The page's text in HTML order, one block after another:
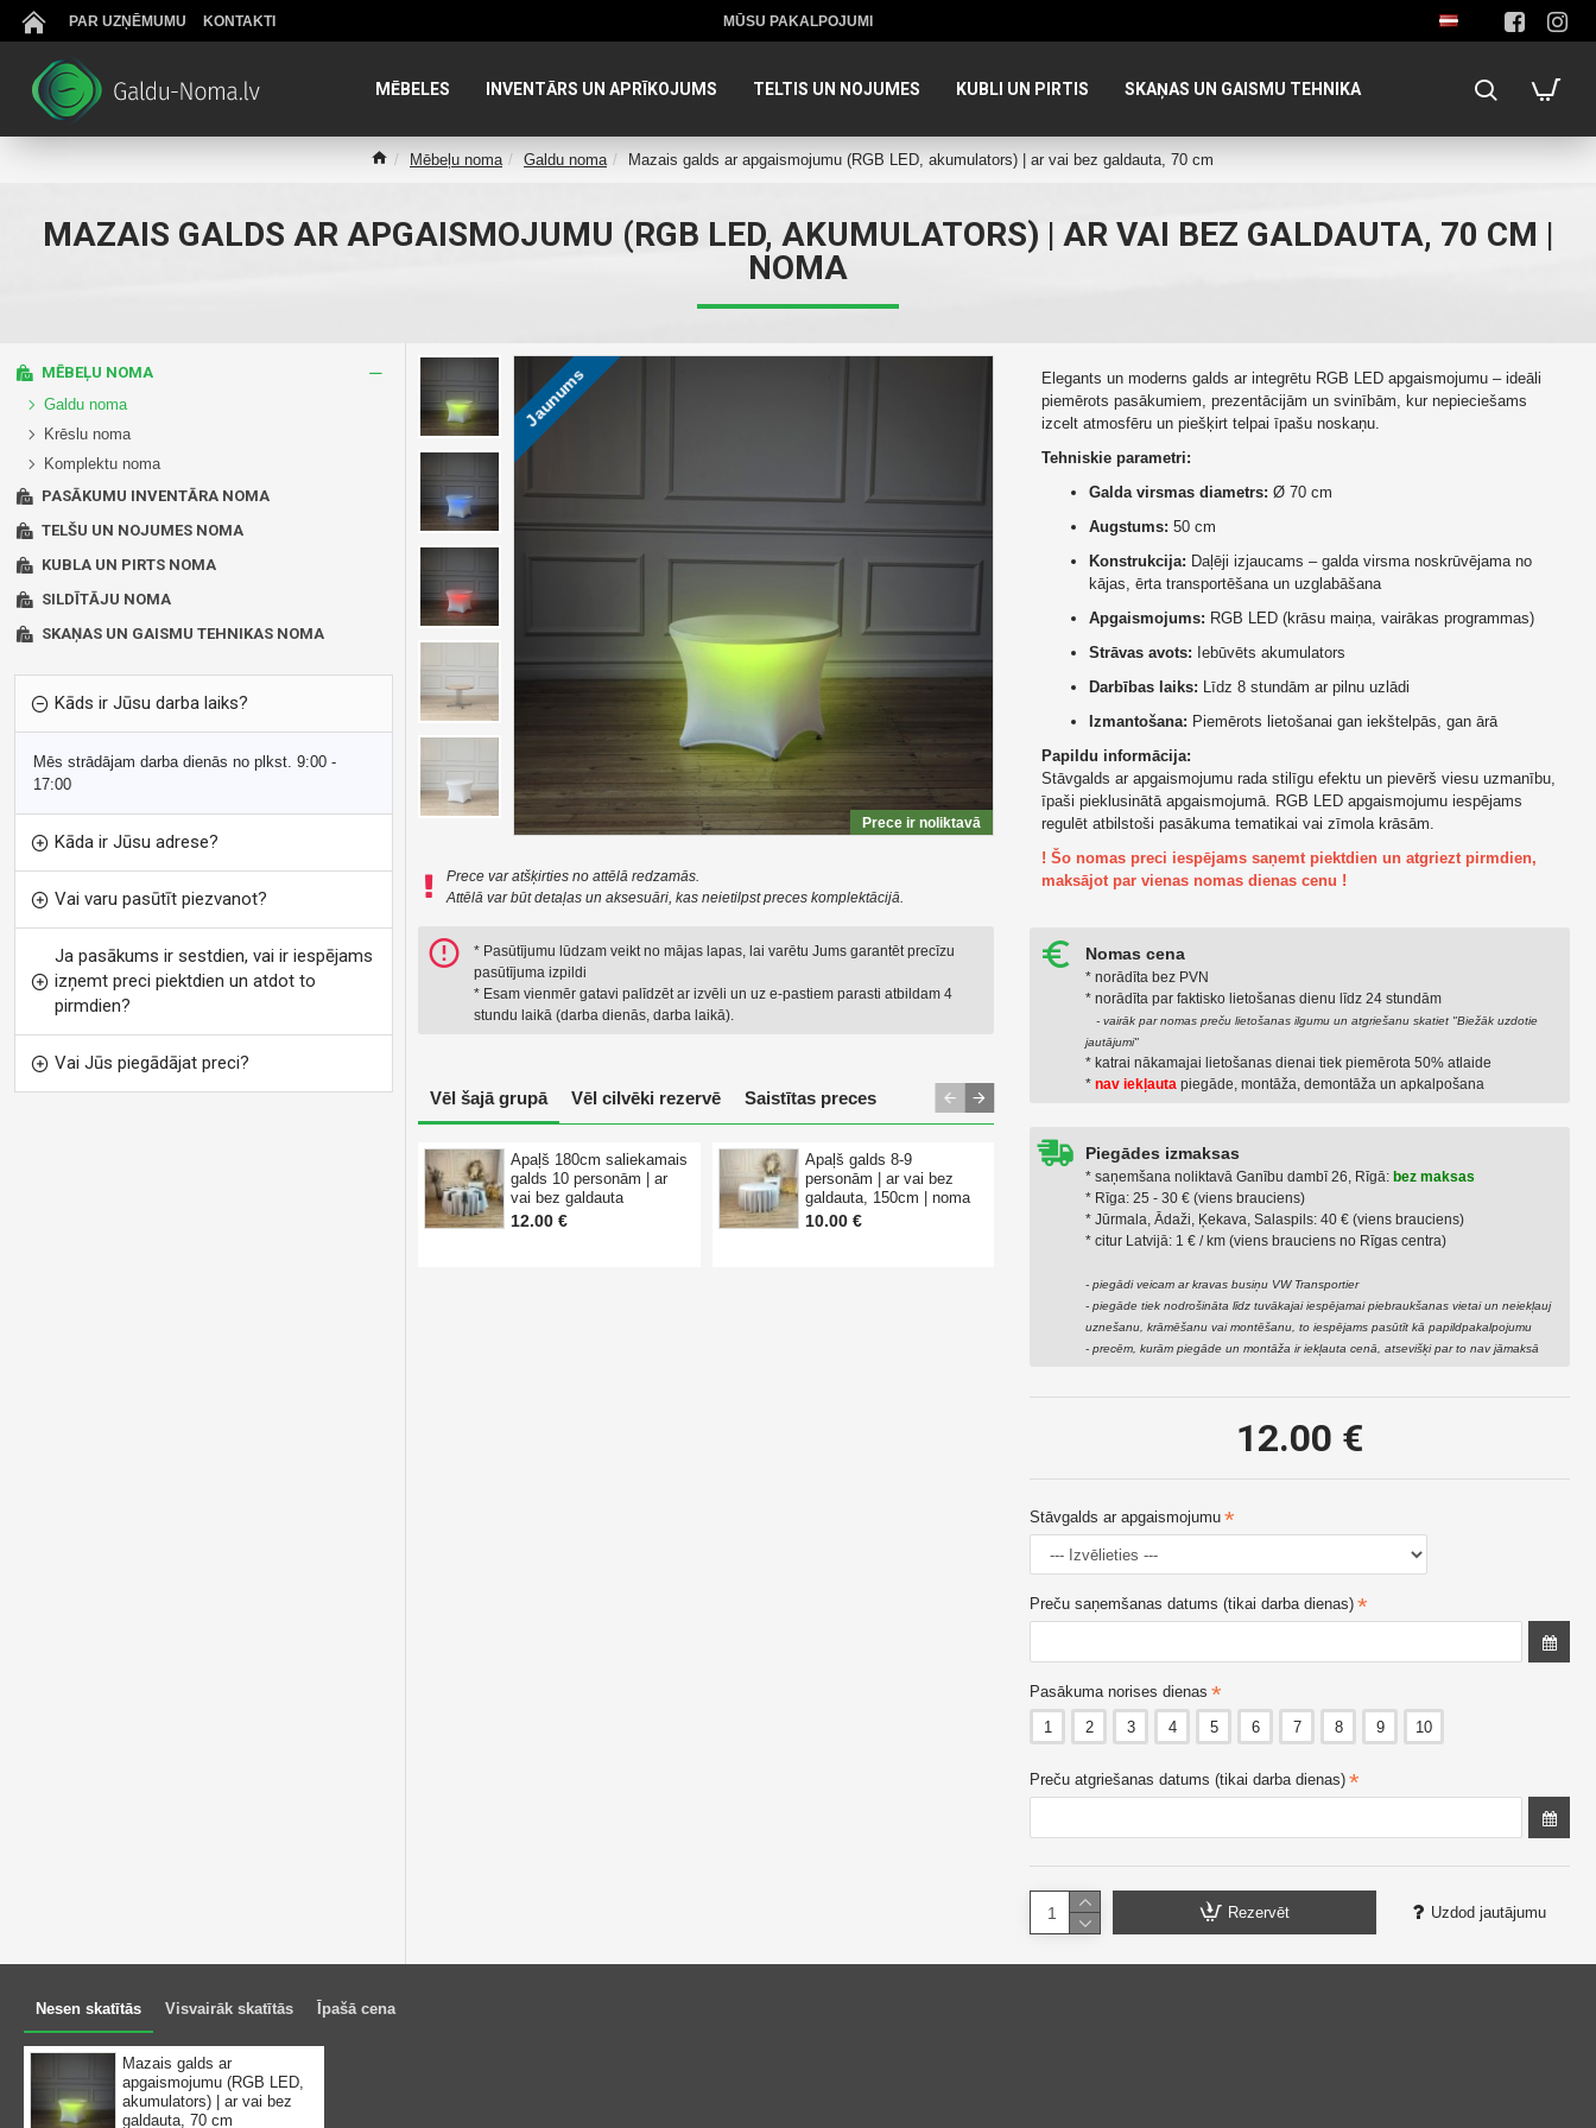
PAR UZŅĒMUMU KONTAKTI MŪSU PAKALPOJUMI
MĒBELES INVENTĀRS UN APRĪKOJUMS TELTIS UN NOJUMES KUBLI UN PIRTIS SKAŅAS UN GAISMU TEHNIKA
Mēbeļu noma Galdu noma Mazais galds ar apgaismojumu (RGB LED, akumulators) | ar vai bez galdauta, 70 cm
MAZAIS GALDS AR APGAISMOJUMU (RGB LED, AKUMULATORS) | AR VAI BEZ GALDAUTA, 70 CM |
NOMA
MĒBEĻU NOMA
Galdu noma
Krēslu noma
Komplektu noma
PASĀKUMU INVENTĀRA NOMA
TELŠU UN NOJUMES NOMA
KUBLA UN PIRTS NOMA
SILDĪTĀJU NOMA
SKAŅAS UN GAISMU TEHNIKAS NOMA
Kāds ir Jūsu darba laiks?
Mēs strādājam darba dienās no plkst. 9:00 -
17:00
Kāda ir Jūsu adrese?
Vai varu pasūtīt piezvanot?
Ja pasākums ir sestdien, vai ir iespējams
izņemt preci piektdien un atdot to
pirmdien?
Vai Jūs piegādājat preci?
Jaunums
Prece ir noliktavā
Vēl šajā grupā Vēl cilvēki rezervē Saistītas preces
Apaļš 180cm saliekamais
galds 10 personām | ar
vai bez galdauta
12.00 €
Apaļš galds 8-9
personām | ar vai bez
galdauta, 150cm | noma
10.00 €
Konferenču galds
120x60cm
12.00 €
20.00 €
Prece var atšķirties no attēlā redzamās.
Attēlā var būt detaļas un aksesuāri, kas neietilpst preces komplektācijā.
* Pasūtījumu lūdzam veikt no mājas lapas, lai varētu Jums garantēt precīzu
pasūtījuma izpildi
* Esam vienmēr gatavi palīdzēt ar izvēli un uz e-pastiem parasti atbildam 4
stundu laikā (darba dienās, darba laikā).
Nomas cena
* norādīta bez PVN
* norādīta par faktiskо lietošanas dienu līdz 24 stundām
- vairāk par nomas preču lietošanas ilgumu un atgriešanu skatiet "Biežāk uzdotie
jautājumi"
* katrai nākamajai lietošanas dienai tiek piemērota 50% atlaide
* nav iekļauta piegāde, montāža, demontāža un apkalpošana
Piegādes izmaksas
* saņemšana noliktavā Ganību dambī 26, Rīgā: bez maksas
* Rīga: 25 - 30 € (viens brauciens)
* Jūrmala, Ādaži, Ķekava, Salaspils: 40 € (viens brauciens)
* citur Latvijā: 1 € / km (viens brauciens no Rīgas centra)
- piegādi veicam ar kravas busiņu VW Transportier
- piegāde tiek nodrošināta līdz tuvākajai iespējamai piebraukšanas vietai un neiekļauj
uznešanu, krāmēšanu vai montēšanu, to iespējams pasūtīt kā papildpakalpojumu
- precēm, kurām piegāde un montāža ir iekļauta cenā, atsevišķi par to nav jāmaksā
Elegants un moderns galds ar integrētu RGB LED apgaismojumu – ideāli
piemērots pasākumiem, prezentācijām un svinībām, kur nepieciešams
izcelt atmosfēru un piešķirt telpai īpašu noskaņu.
Tehniskie parametri:
Galda virsmas diametrs: Ø 70 cm
Augstums: 50 cm
Konstrukcija: Daļēji izjaucams – galda virsma noskrūvējama no
kājas, ērta transportēšana un uzglabāšana
Apgaismojums: RGB LED (krāsu maiņa, vairākas programmas)
Strāvas avots: Iebūvēts akumulators
Darbības laiks: Līdz 8 stundām ar pilnu uzlādi
Izmantošana: Piemērots lietošanai gan iekštelpās, gan ārā
Papildu informācija:
Stāvgalds ar apgaismojumu rada stilīgu efektu un pievērš viesu uzmanību,
īpaši pieklusinātā apgaismojumā. RGB LED apgaismojumu iespējams
regulēt atbilstoši pasākuma tematikai vai zīmola krāsām.
! Šo nomas preci iespējams saņemt piektdien un atgriezt pirmdien,
maksājot par vienas nomas dienas cenu !
12.00 €
Stāvgalds ar apgaismojumu
Preču saņemšanas datums (tikai darba dienas)
Pasākuma norises dienas
1
2 3 4 5 6 7 8 9 10
Preču atgriešanas datums (tikai darba dienas)
Rezervēt Uzdod jautājumu
Nesen skatītās Visvairāk skatītās Īpašā cena
Mazais galds ar
apgaismojumu (RGB LED,
akumulators) | ar vai bez
galdauta, 70 cm